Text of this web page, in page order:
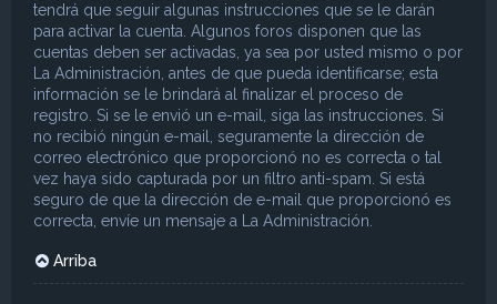
tendrá que seguir algunas instrucciones que se le darán
para activar la cuenta. Algunos foros disponen que las
cuentas deben ser activadas, ya sea por usted mismo o por
La Administración, antes de que pueda identificarse; esta
información se le brindará al finalizar el proceso de
registro. Si se le envió un e-mail, siga las instrucciones. Si
no recibió ningún e-mail, seguramente la dirección de
correo electrónico que proporcionó no es correcta o tal
vez haya sido capturada por un filtro anti-spam. Si está
seguro de que la dirección de e-mail que proporcionó es
correcta, envíe un mensaje a La Administración.
Arriba